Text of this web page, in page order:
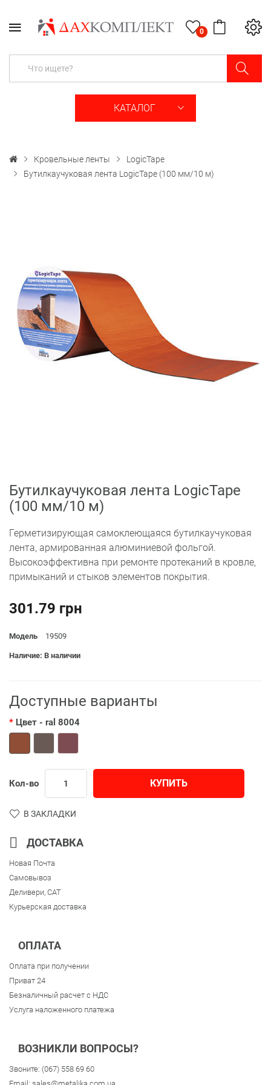
0
КАТАЛОГ
Кровельные ленты
LogicTape
Бутилкаучуковая лента LogicTape (100 мм/10 м)
Бутилкаучуковая лента LogicTape
(100 мм/10 м)
Герметизирующая самоклеющаяся бутилкаучуковая
лента, армированная алюминиевой фольгой.
Высокоэффективна при ремонте протеканий в кровле,
примыканий и стыков элементов покрытия.
301.79 грн
Модель 19509
Наличие: В наличии
Доступные варианты
Цвет - ral 8004
Кол-во КУПИТЬ
В ЗАКЛАДКИ
ДОСТАВКА
Новая Почта
Самовывоз
Деливери, CAT
Курьерская доставка
ОПЛАТА
Оплата при получении
Приват 24
Безналичный расчет с НДС
Услуга наложенного платежа
ВОЗНИКЛИ ВОПРОСЫ?
Звоните: (067) 558 69 60